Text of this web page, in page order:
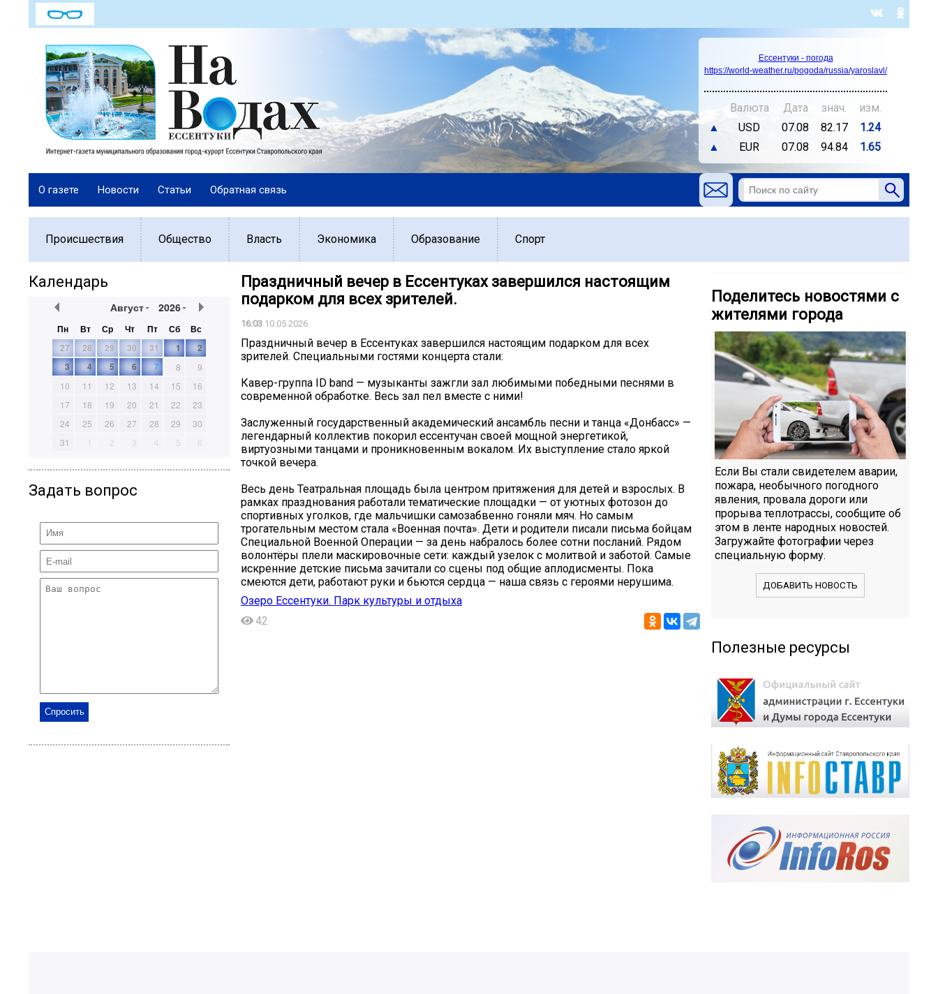
Ессентуки - погода
https://world-weather.ru/pogoda/russia/yaroslavl/
Валюта Дата знач.
изм.
▲
USD 07.08 82.17
1.24
▲
EUR 07.08 94.84 1.65
О газете Новости Статьи Обратная связь
Происшествия Общество Власть Экономика Образование Спорт
Календарь
Август 2026
Пн Вт Ср Чт Пт Сб
Вс
27
28 29 30 31 1
2
3
4 5 6 7 8
9
10
11 12 13 14 15
16
17
18 19 20 21 22
23
24
25 26 27 28 29
30
31
1 2 3 4 5 6
Задать вопрос
Праздничный вечер в Ессентуках завершился настоящим
подарком для всех зрителей.
16:03 10.05.2026
Праздничный вечер в Ессентуках завершился настоящим подарком для всех
зрителей. Специальными гостями концерта стали:
Кавер-группа ID band — музыканты зажгли зал любимыми победными песнями в
современной обработке. Весь зал пел вместе с ними!
Заслуженный государственный академический ансамбль песни и танца «Донбасс» —
легендарный коллектив покорил ессентучан своей мощной энергетикой,
виртуозными танцами и проникновенным вокалом. Их выступление стало яркой
точкой вечера.
Весь день Театральная площадь была центром притяжения для детей и взрослых. В
рамках празднования работали тематические площадки — от уютных фотозон до
спортивных уголков, где мальчишки самозабвенно гоняли мяч. Но самым
трогательным местом стала «Военная почта». Дети и родители писали письма бойцам
Специальной Военной Операции — за день набралось более сотни посланий. Рядом
волонтёры плели маскировочные сети: каждый узелок с молитвой и заботой. Самые
искренние детские письма зачитали со сцены под общие аплодисменты. Пока
смеются дети, работают руки и бьются сердца — наша связь с героями нерушима.
Озеро Ессентуки. Парк культуры и отдыха
42
Поделитесь новостями с
жителями города
Если Вы стали свидетелем аварии,
пожара, необычного погодного
явления, провала дороги или
прорыва теплотрассы, сообщите об
этом в ленте народных новостей.
Загружайте фотографии через
специальную форму.
ДОБАВИТЬ НОВОСТЬ
Полезные ресурсы